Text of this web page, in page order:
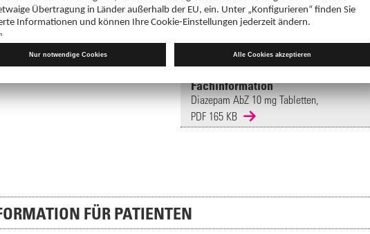
Diazepam AbZ 10 mg Tabletten (in Deutsch),
PDF 229 KB
Fachinformation
Diazepam AbZ 10 mg Tabletten,
PDF 165 KB
weitere Informationen zum
mit Ihren Zugangsdaten im
FÜR PATIENTEN